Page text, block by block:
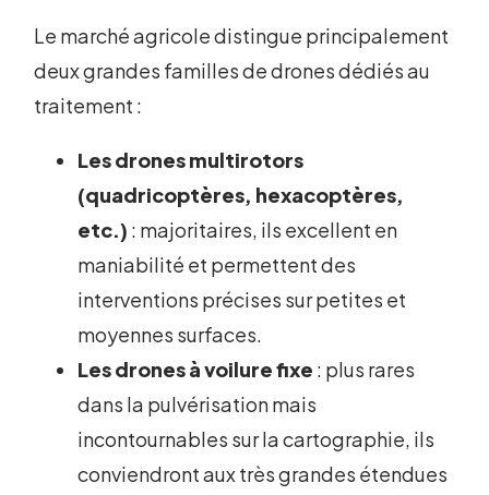
Le marché agricole distingue principalement
deux grandes familles de drones dédiés au
traitement :
Les drones multirotors
(quadricoptères, hexacoptères,
etc.) : majoritaires, ils excellent en
maniabilité et permettent des
interventions précises sur petites et
moyennes surfaces.
Les drones à voilure fixe : plus rares
dans la pulvérisation mais
incontournables sur la cartographie, ils
conviendront aux très grandes étendues